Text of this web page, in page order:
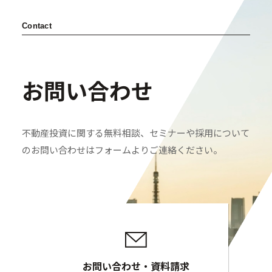
Contact
お問い合わせ
不動産投資に関する無料相談、セミナーや採用について
のお問い合わせはフォームよりご連絡ください。
お問い合わせ・資料請求